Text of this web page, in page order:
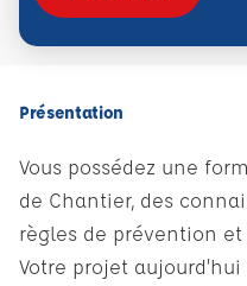
Présentation
Vous possédez une
de Chantier, des
règles de prévention
Votre projet aujourd’hui